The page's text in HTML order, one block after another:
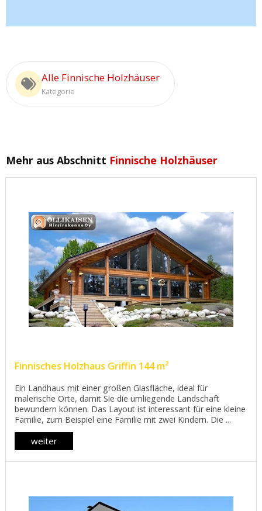
Alle Finnische Holzhäuser
Kategorie
Mehr aus Abschnitt Finnische Holzhäuser
Finnisches Holzhaus Griffin 144 m²
Ein Landhaus mit einer großen Glasfläche, ideal für
malerische Orte, damit Sie die umliegende Landschaft
bewundern können. Das Layout ist interessant für eine kleine
Familie, zum Beispiel eine Familie mit zwei Kindern. Die ...
weiter